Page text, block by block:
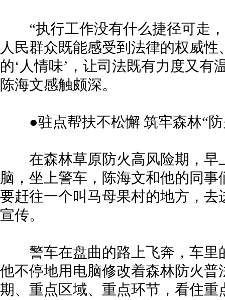
“执行工作没有什么捷径可走，
人民群众既能感受到法律的权威
的‘人情味’，让司法既有力度又有
陈海文感触颇深。
●驻点帮扶不松懈 筑牢森林“防
在森林草原防火高风险期，早
脑，坐上警车，陈海文和他的同
要赶往一个叫马母果村的地方，
宣传。
警车在盘曲的路上飞奔，车里
他不停地用电脑修改着森林防火普
期、重点区域、重点环节，看住重